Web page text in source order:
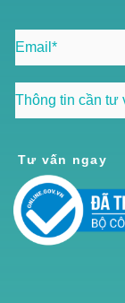
Tư vấn ngay